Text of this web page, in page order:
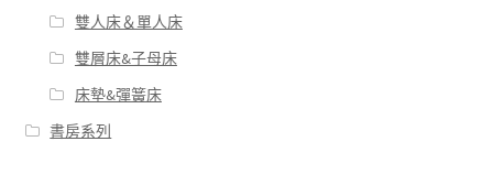
雙人床＆單人床
雙層床&子母床
床墊&彈簧床
書房系列